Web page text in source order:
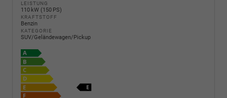
LEISTUNG
110 kW (150 PS)
KRAFTSTOFF
Benzin
KATEGORIE
SUV/Geländewagen/Pickup